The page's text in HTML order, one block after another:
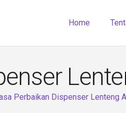
Home
Perbaikan Dispenser Lenteng